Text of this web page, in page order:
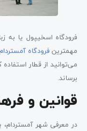
فرودگاه اسخیپول یا به
مهمترینفرودگاه
برساند.
قوانین و
در معرفی شهر